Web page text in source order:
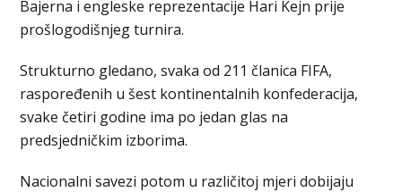
Bajerna i engleske reprezentacije Hari Kejn prije
prošlogodišnjeg turnira.
Strukturno gledano, svaka od 211 članica FIFA,
raspoređenih u šest kontinentalnih konfederacija,
svake četiri godine ima po jedan glas na
predsjedničkim izborima.
Nacionalni savezi potom u različitoj mjeri dobijaju